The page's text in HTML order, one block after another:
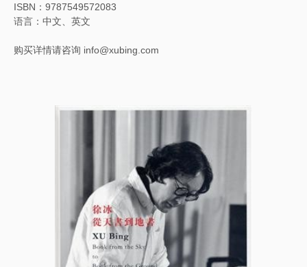
ISBN ： 9787549572083
语言：中文、英文
购买详情请咨询 info@xubing.com